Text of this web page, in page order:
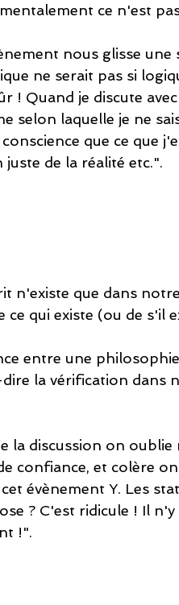
ce n'est
nous glisse
ne serait pas si
! Quand je discute
selon laquelle je ne
que ce que
de la réalité etc.".
n'existe que dans
qui existe (ou de s'il
entre une
la vérification dans
la discussion on oublie
confiance, et colère
évènement Y. Les
? C'est ridicule ! Il n'y
!".